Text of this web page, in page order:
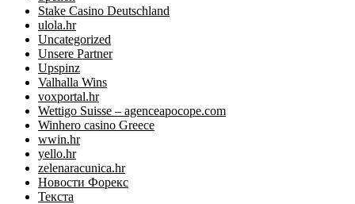
Stake Casino Deutschland
ulola.hr
Uncategorized
Unsere Partner
Upspinz
Valhalla Wins
voxportal.hr
Wettigo Suisse – agenceapocope.com
Winhero casino Greece
wwin.hr
yello.hr
zelenaracunica.hr
Новости Форекс
Текста